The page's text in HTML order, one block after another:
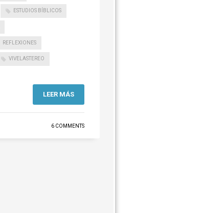
ESTUDIOS BÍBLICOS
REFLEXIONES
VIVELASTEREO
LEER MÁS
6 COMMENTS